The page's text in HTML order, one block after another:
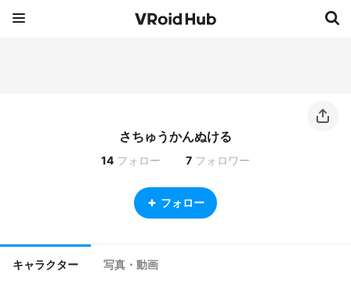
さちゅうかんぬける
14 フォロー 7 フォロワー
フォロー
キャラクター 写真・動画